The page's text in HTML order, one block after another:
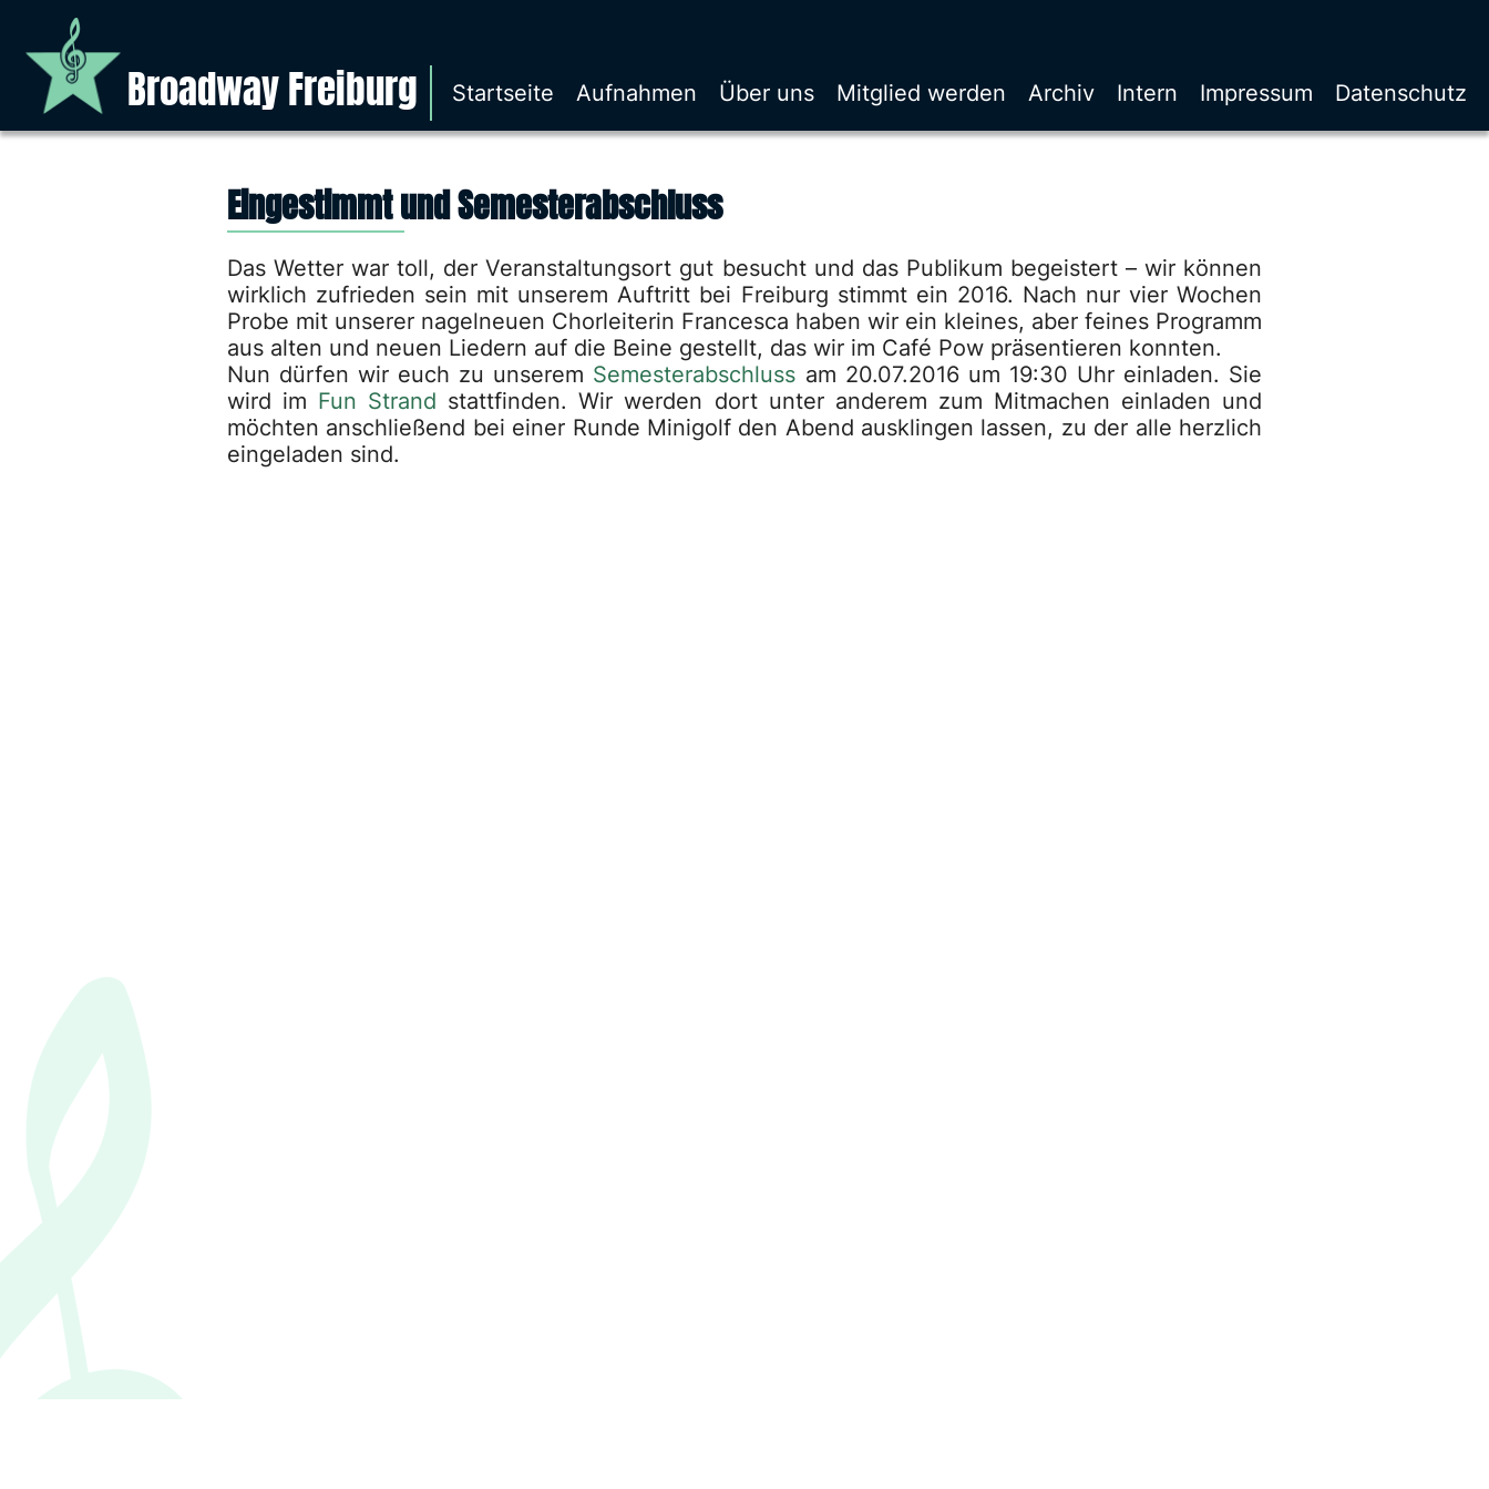
Broadway Freiburg Startseite Aufnahmen Über uns Mitglied werden Archiv Intern Impressum Datenschutz
Eingestimmt und Semesterabschluss
Das Wetter war toll, der Veranstaltungsort gut besucht und das Publikum begeistert – wir können
wirklich zufrieden sein mit unserem Auftritt bei Freiburg stimmt ein 2016. Nach nur vier Wochen
Probe mit unserer nagelneuen Chorleiterin Francesca haben wir ein kleines, aber feines Programm
aus alten und neuen Liedern auf die Beine gestellt, das wir im Café Pow präsentieren konnten.
Nun dürfen wir euch zu unserem Semesterabschluss am 20.07.2016 um 19:30 Uhr einladen. Sie
wird im Fun Strand stattfinden.Wir werden dort unter anderem zum Mitmachen einladen und
möchten anschließend bei einer Runde Minigolf den Abend ausklingen lassen, zu der alle herzlich
eingeladen sind.